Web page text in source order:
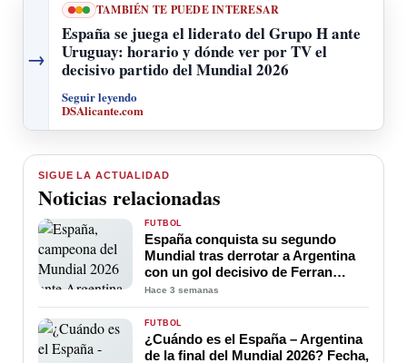
→
TAMBIÉN TE PUEDE INTERESAR
España se juega el liderato del Grupo H ante
Uruguay: horario y dónde ver por TV el
decisivo partido del Mundial 2026
Seguir leyendo
DSAlicante.com
SIGUE LA ACTUALIDAD
Noticias relacionadas
FÚTBOL
España conquista su segundo
Mundial tras derrotar a Argentina
con un gol decisivo de Ferran
Torres
Hace 3 semanas
FÚTBOL
¿Cuándo es el España – Argentina
de la final del Mundial 2026? Fecha,